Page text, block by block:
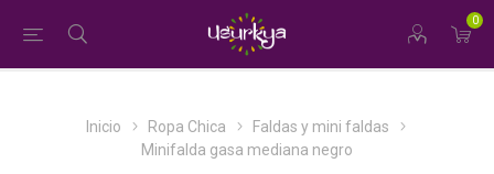
0
Inicio Ropa Chica
Faldas y mini faldas
Minifalda gasa mediana negro